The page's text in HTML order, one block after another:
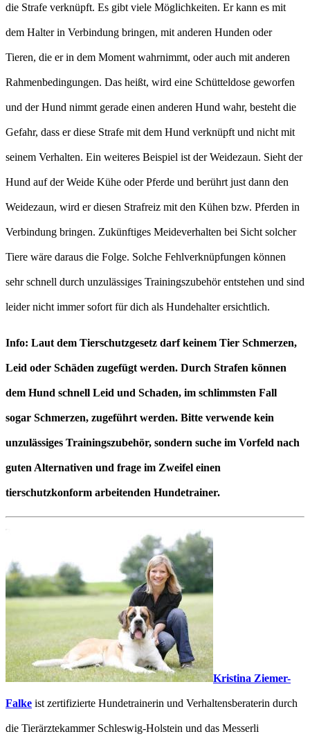
die Strafe verknüpft. Es gibt viele Möglichkeiten. Er kann es mit
dem Halter in Verbindung bringen, mit anderen Hunden oder
Tieren, die er in dem Moment wahrnimmt, oder auch mit anderen
Rahmenbedingungen. Das heißt, wird eine Schütteldose geworfen
und der Hund nimmt gerade einen anderen Hund wahr, besteht die
Gefahr, dass er diese Strafe mit dem Hund verknüpft und nicht mit
seinem Verhalten. Ein weiteres Beispiel ist der Weidezaun. Sieht der
Hund auf der Weide Kühe oder Pferde und berührt just dann den
Weidezaun, wird er diesen Strafreiz mit den Kühen bzw. Pferden in
Verbindung bringen. Zukünftiges Meideverhalten bei Sicht solcher
Tiere wäre daraus die Folge. Solche Fehlverknüpfungen können
sehr schnell durch unzulässiges Trainingszubehör entstehen und sind
leider nicht immer sofort für dich als Hundehalter ersichtlich.
Info: Laut dem Tierschutzgesetz darf keinem Tier Schmerzen,
Leid oder Schäden zugefügt werden. Durch Strafen können
dem Hund schnell Leid und Schaden, im schlimmsten Fall
sogar Schmerzen, zugeführt werden. Bitte verwende kein
unzulässiges Trainingszubehör, sondern suche im Vorfeld nach
guten Alternativen und frage im Zweifel einen
tierschutzkonform arbeitenden Hundetrainer.
Kristina Ziemer-
Falke ist zertifizierte Hundetrainerin und Verhaltensberaterin durch
die Tierärztekammer Schleswig-Holstein und das Messerli